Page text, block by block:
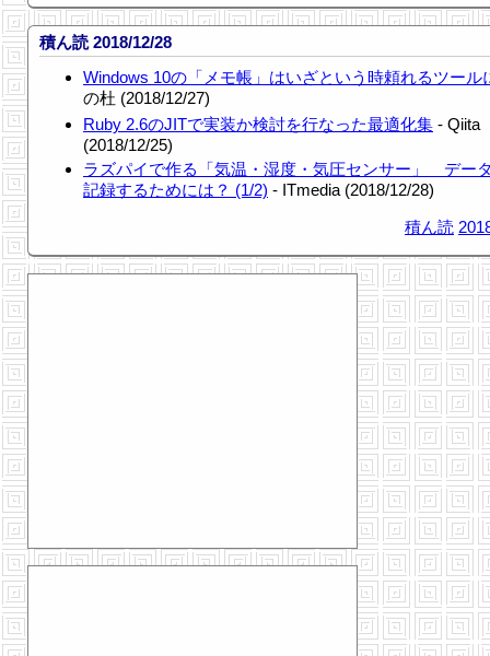
積ん読 2018/12/28
Windows 10の「メモ帳」はいざという時頼れるツール
の杜 (2018/12/27)
Ruby 2.6のJITで実装か検討を行なった最適化集 - Qiita
(2018/12/25)
ラズパイで作る「気温・湿度・気圧センサー」 デー
記録するためには？ (1/2) - ITmedia (2018/12/28)
積ん読